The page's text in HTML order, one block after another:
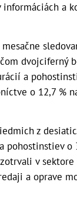
informáciách a
dvojciferný
a
o 12,7 %
z
pohostinstiev o
v
a oprave